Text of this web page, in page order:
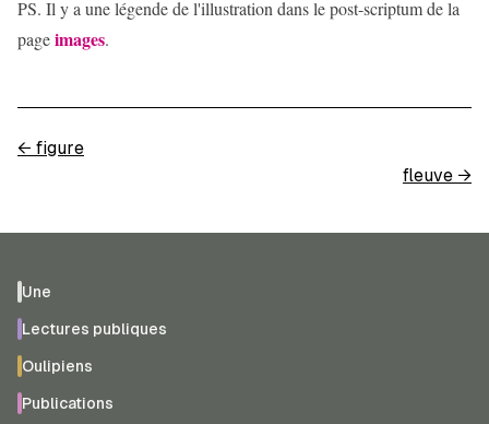
PS. Il y a une légende de l'illustration dans le post-scriptum de la
pageimages.
← figure
fleuve →
Une
Lectures publiques
Oulipiens
Publications